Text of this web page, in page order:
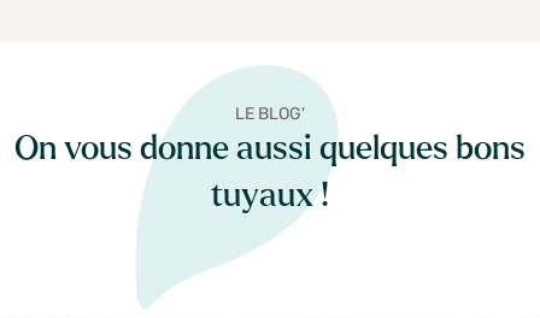
LE BLOG'
On vous donne aussi quelques bons
tuyaux !